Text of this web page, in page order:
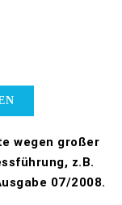
wegen großer
z.B.
07/2008.